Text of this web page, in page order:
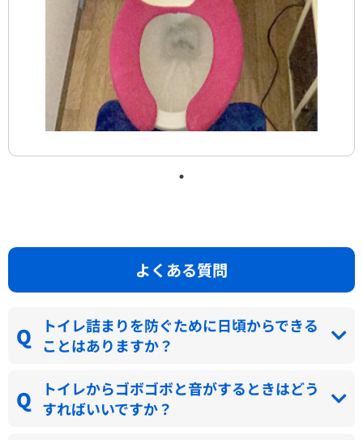
よくある質問
トイレ詰まりを防ぐために日頃からできる
ことはありますか？
トイレからゴボゴボと音がするときはどう
すればいいですか？